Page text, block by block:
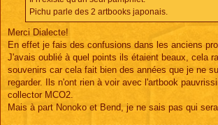
Pichu parle des 2 artbooks japonais.
Merci Dialecte!
En effet je fais des confusions dans les anciens
J'avais oublié à quel points ils étaient beaux, cela
souvenirs car cela fait bien des années que je ne
regarder. Ils n'ont rien à voir avec l'artbook
collector MCO2.
Mais à part Nonoko et Bend, je ne sais pas qui